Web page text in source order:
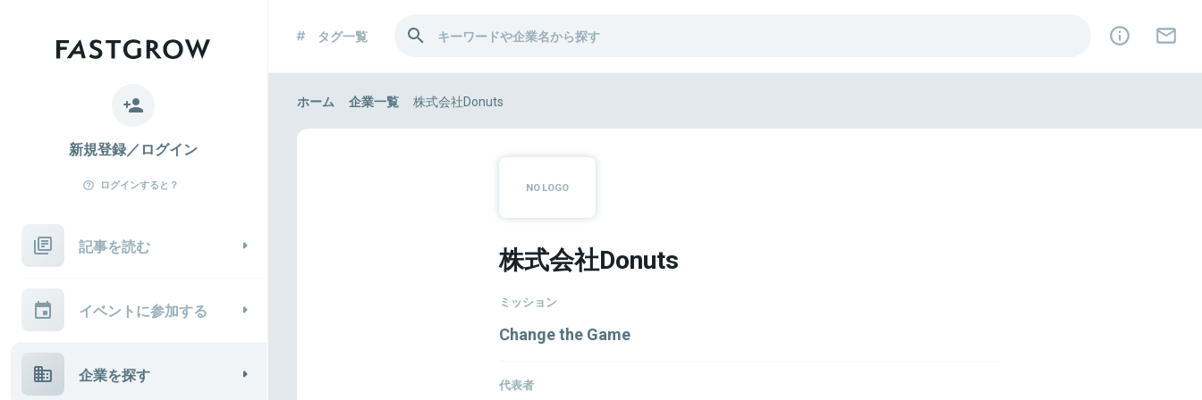
新規登録／ログイン
ログインすると？
記事を読む
イベントに参加する
企業を探す
タグ一覧
ホーム 企業一覧 株式会社Donuts
株式会社Donuts
ミッション
Change the Game
代表者